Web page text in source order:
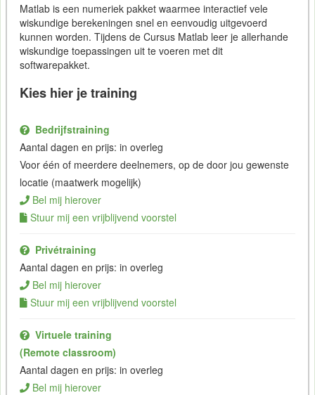
Matlab is een numeriek pakket waarmee interactief vele
wiskundige berekeningen snel en eenvoudig uitgevoerd
kunnen worden. Tijdens de Cursus Matlab leer je allerhande
wiskundige toepassingen uit te voeren met dit
softwarepakket.
Kies hier je training
Bedrijfstraining
Aantal dagen en prijs: in overleg
Voor één of meerdere deelnemers, op de door jou gewenste
locatie (maatwerk mogelijk)
Bel mij hierover
Stuur mij een vrijblijvend voorstel
Privétraining
Aantal dagen en prijs: in overleg
Bel mij hierover
Stuur mij een vrijblijvend voorstel
Virtuele training
(Remote classroom)
Aantal dagen en prijs: in overleg
Bel mij hierover